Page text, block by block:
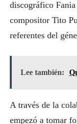
discográfico
compositor Tito
referentes del
Lee también:
A través de la
empezó a tomar